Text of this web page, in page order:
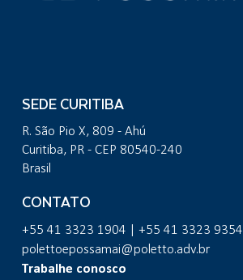
SEDE CURITIBA
R. São Pio X, 809 - Ahú
Curitiba, PR - CEP 80540-240
Brasil
CONTATO
+55 41 3323 1904 | +55 41 3323 9354
polettoepossamai@poletto.adv.br
Trabalhe conosco